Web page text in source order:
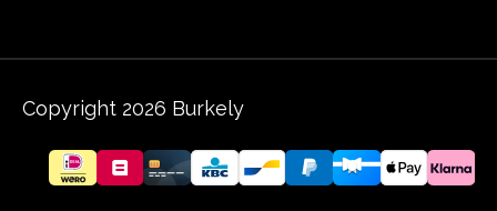
Copyright 2026 Burkely